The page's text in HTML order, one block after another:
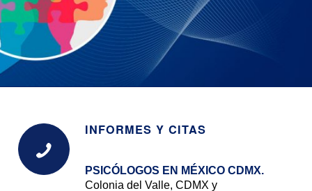
INFORMES Y CITAS
PSICÓLOGOS EN MÉXICO CDMX.
Colonia del Valle, CDMX y